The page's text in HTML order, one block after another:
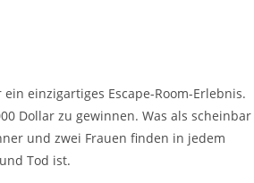
einzigartiges Escape-Room-Erlebnis.
Dollar zu gewinnen. Was als scheinbar
und zwei Frauen finden in jedem
Tod ist.